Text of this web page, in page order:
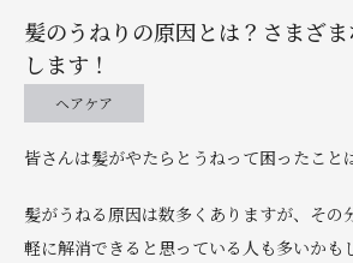
髪のうねりの原因とは？さまざ
します！
ヘアケア
皆さんは髪がやたらとうねって困ったこと
髪がうねる原因は数多くありますが、その
軽に解消できると思っている人も多いかも